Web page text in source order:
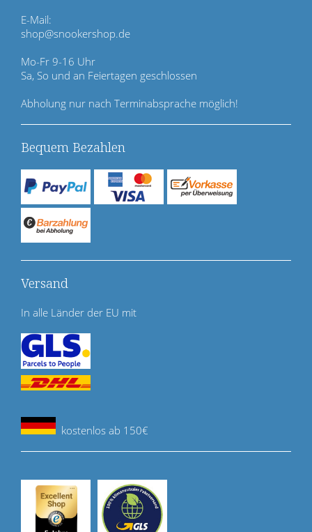
p
r
i
n
g
e
n
E-Mail:
shop@snookershop.de
Mo-Fr 9-16 Uhr
Sa, So und an Feiertagen geschlossen
Abholung nur nach Terminabsprache möglich!
Bequem Bezahlen
Versand
In alle Länder der EU mit
kostenlos ab 150€